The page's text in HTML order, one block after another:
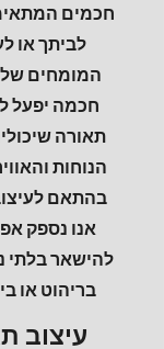
חכמים
לביתך או
המומחים
חכמה יפעל
תאורה
הנוחות
בהתאם
אנו נספק
להישאר בלתי
בריהוט או
עיצוב